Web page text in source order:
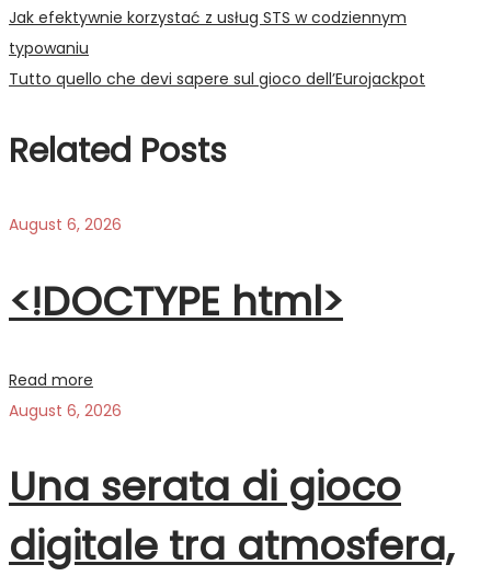
Post
navigation
Previous
post:
Jak efektywnie korzystać z usług STS w codziennym
typowaniu
Next
Tutto quello che devi sapere sul gioco dell’Eurojackpot
Related Posts
August 6, 2026
<!DOCTYPE html>
Read more
August 6, 2026
Una serata di gioco
digitale tra atmosfera,